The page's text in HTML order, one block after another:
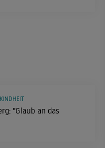
"Glaub an das